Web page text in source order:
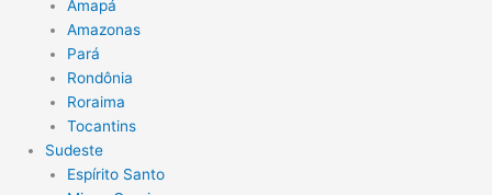
Amapá
Amazonas
Pará
Rondônia
Roraima
Tocantins
Sudeste
Espírito Santo